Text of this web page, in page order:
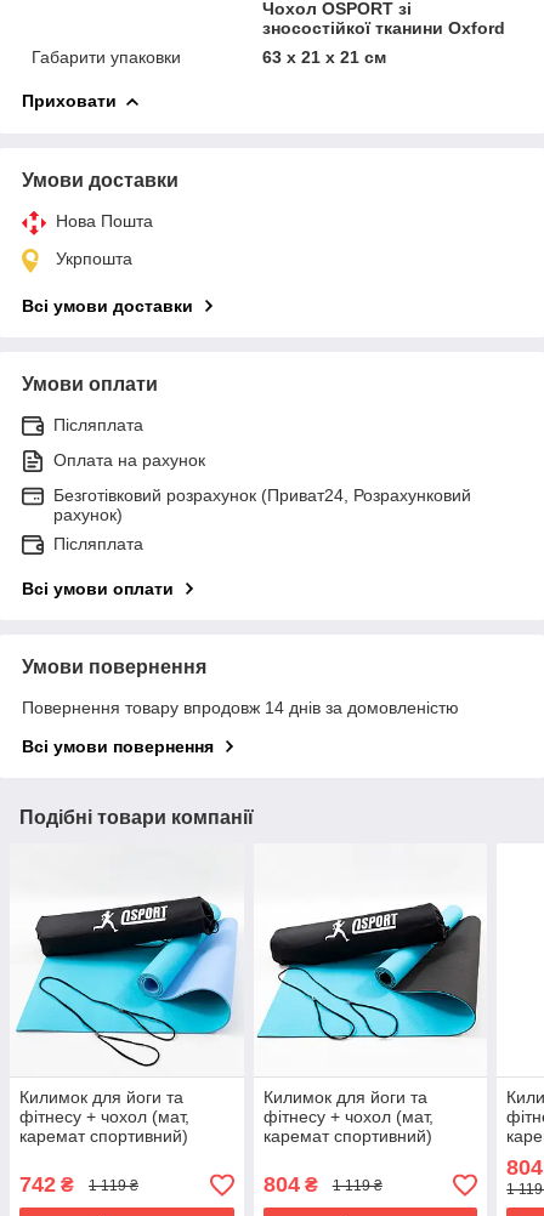
Чохол OSPORT зі
зносостійкої тканини Oxford
Габарити упаковки
63 х 21 х 21 см
Приховати
Умови доставки
Нова Пошта
Укрпошта
Всі умови доставки
Умови оплати
Післяплата
Оплата на рахунок
Безготівковий розрахунок (Приват24, Розрахунковий
рахунок)
Післяплата
Всі умови оплати
Умови повернення
Повернення товару впродовж 14 днів за домовленістю
Всі умови повернення
Подібні товари компанії
Килимок для йоги та
фітнесу + чохол (мат,
каремат спортивний)
6мм (n-0007) Бірюзово-
бузковий
742 ₴ 1 119 ₴
Килимок для йоги та
фітнесу + чохол (мат,
каремат спортивний)
6мм (n-0007) Бірюзово-
чорний
804₴ 1 119 ₴
6мм
804
1